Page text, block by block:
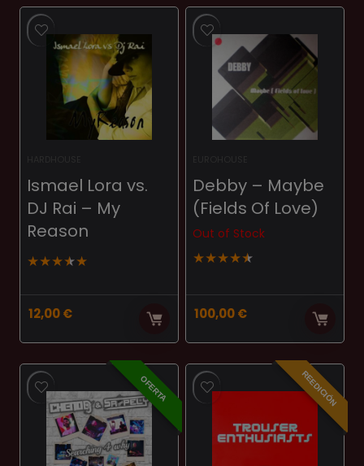
25,00 €
hasta
30,00 €
era:
10,00 €.6,00 €.
Ismael Lora vs.
DJ Rai ‎– My
Reason
★★★★★
12,00€
Debby ‎– Maybe
(Fields Of Love)
Out of Stock
★★★★★
100,00€
OFERTA REEDICIÓN